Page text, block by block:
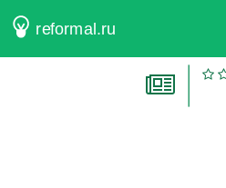
reformal.ru